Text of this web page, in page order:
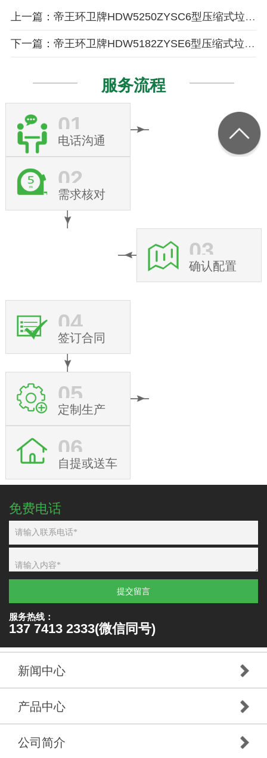
上一篇：帝王环卫牌HDW5250ZYSC6型压缩式垃圾车
下一篇：帝王环卫牌HDW5182ZYSE6型压缩式垃圾车
服务流程
01
电话沟通
02
需求核对
03
确认配置
04
签订合同
05
定制生产
06
自提或送车
免费电话
提交留言
服务热线：
137 7413 2333(微信同号)
新闻中心
产品中心
公司简介